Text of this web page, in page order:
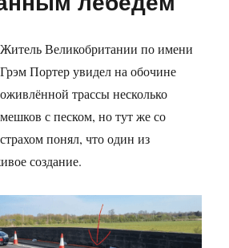
Житель Великобритании по имени
Грэм Портер увидел на обочине
оживлённой трассы несколько
мешков с песком, но тут же со
страхом понял, что один из
создание.